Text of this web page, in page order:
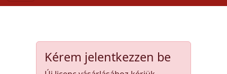
Kérem jelentkezzen be